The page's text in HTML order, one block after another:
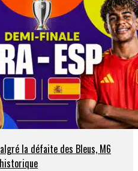
la défaite des Bleus, M6